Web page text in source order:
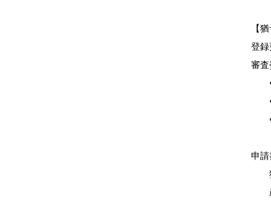
【
登
審
•
•
•
申
産